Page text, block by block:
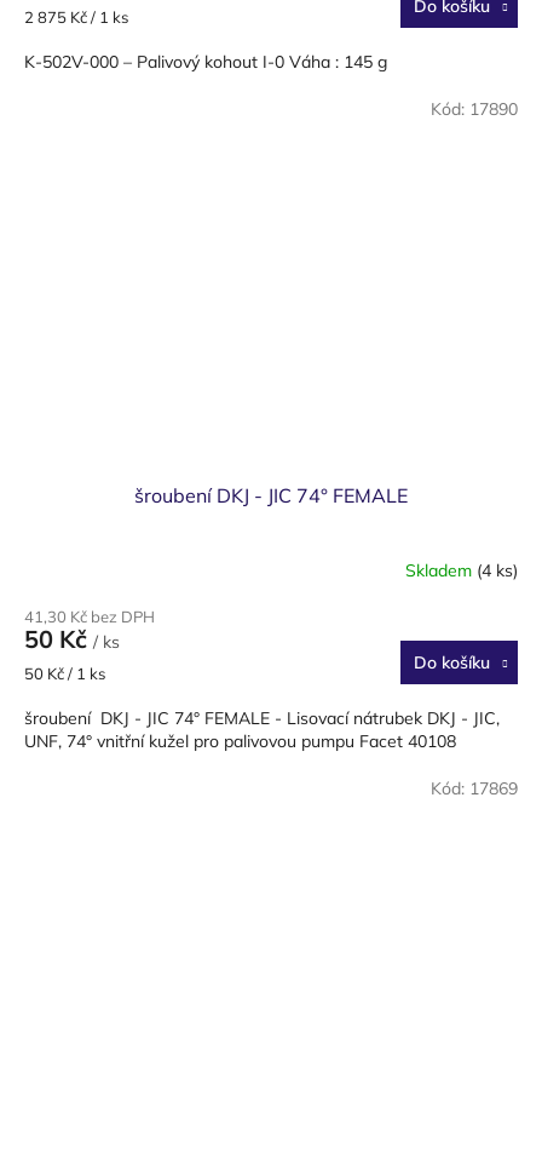
Měrná
2 875 Kč / 1 ks Do košíku
K-502V-000 – Palivový kohout I-0 Váha : 145 g
šroubení DKJ - JIC 74° FEMALE
Skladem (4 ks)
41,30 Kč bez DPH
50 Kč / ks
Měrná
50 Kč / 1 ks Do košíku
šroubení DKJ - JIC 74° FEMALE - Lisovací nátrubek DKJ - JIC,
UNF, 74° vnitřní kužel pro palivovou pumpu Facet 40108
Kód: 17890
Kód: 17869